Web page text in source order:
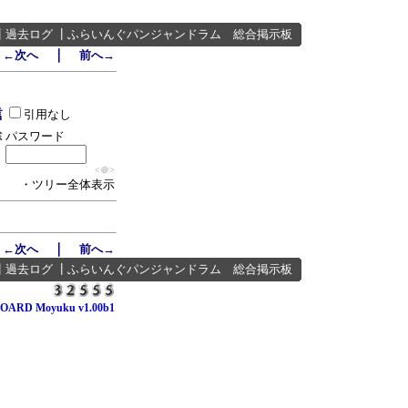
過去ログ
ふらいんぐパンジャンドラム 総合掲示板
←次へ｜ 前へ→
引用なし
パスワード
<＠>
・ツリー全体表示
←次へ｜ 前へ→
過去ログ ふらいんぐパンジャンドラム 総合掲示板
Moyuku v1.00b1